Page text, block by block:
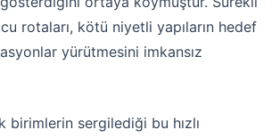
rotaları, kötü niyetli yapıların hedef
yürütmesini imkansız
birimlerin sergilediği bu hızlı